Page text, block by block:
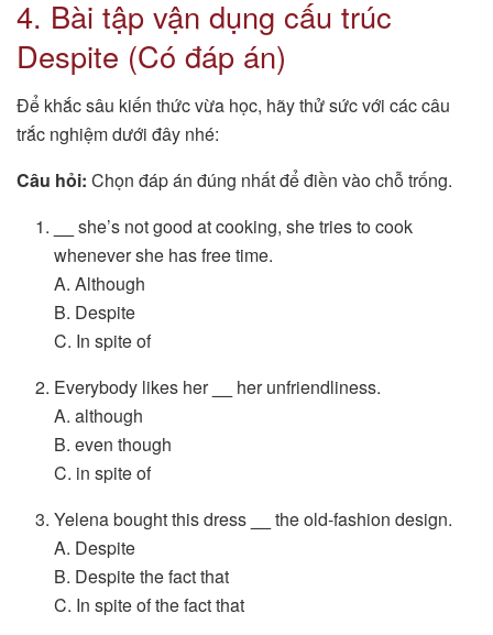
4. Bài tập vận dụng cấu trúc
Despite (Có đáp án)
Để khắc sâu kiến thức vừa học, hãy thử sức với các câu
trắc nghiệm dưới đây nhé:
Câu hỏi: Chọn đáp án đúng nhất để điền vào chỗ trống.
she’s not good at cooking, she tries to cook
whenever she has free time.
A. Although
B. Despite
C. In spite of
Everybody likes her
her unfriendliness.
A. although
B. even though
C. in spite of
Yelena bought this dress
the old-fashion design.
A. Despite
B. Despite the fact that
C. In spite of the fact that